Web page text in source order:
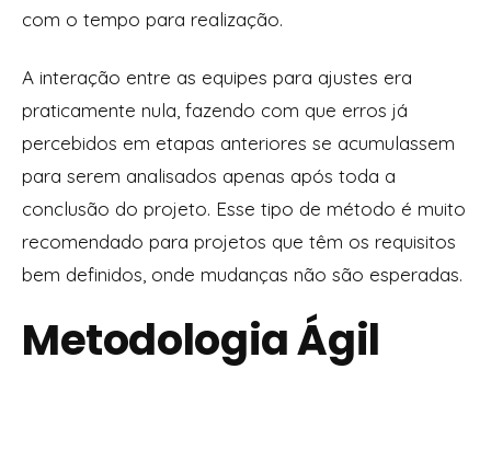
com o tempo para realização.
A interação entre as equipes para ajustes era
praticamente nula, fazendo com que erros já
percebidos em etapas anteriores se acumulassem
para serem analisados apenas após toda a
conclusão do projeto. Esse tipo de método é muito
recomendado para projetos que têm os requisitos
bem definidos, onde mudanças não são esperadas.
Metodologia Ágil